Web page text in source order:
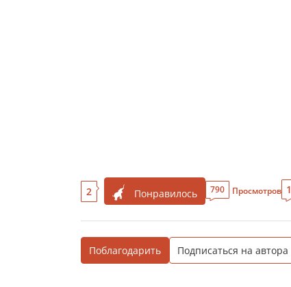
2 Понравилось 790 Просмотров 1
Поблагодарить Подписаться на автора